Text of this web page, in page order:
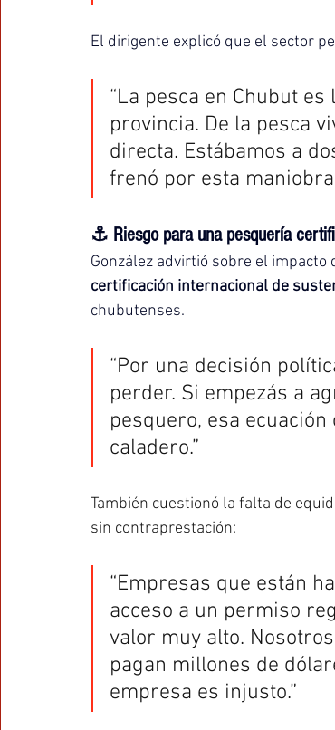
El dirigente explicó que el sector
“La pesca en Chubut
provincia. De la pesca
directa. Estábamos a
frenó por esta
⚓ Riesgo para una pesquería
González advirtió sobre el
certificación internacional de
chubutenses.
“Por una decisión
perder. Si empezás a
pesquero, esa
caladero.”
También cuestionó la falta de
sin contraprestación:
“Empresas que están
acceso a un permiso
valor muy alto.
pagan millones de
empresa es injusto.”